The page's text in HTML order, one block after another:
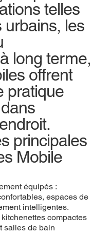
telles
urbains, les
long terme,
offrent
pratique
principales
Mobile
équipés :
espaces de
intelligentes.
compactes
salles de bain